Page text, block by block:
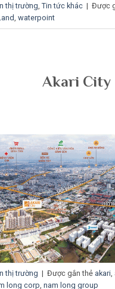
thị trường Tin tức khác | Được
waterpoint
Akari City
thị trường | Được gắn thẻ akari
long corp nam long group